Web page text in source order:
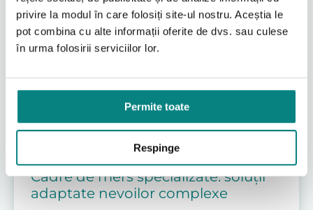
privire la modul în care folosiți site-ul nostru. Aceștia le
pot combina cu alte informații oferite de dvs. sau culese
în urma folosirii serviciilor lor.
Permite toate
Respinge
pentru a transporta obiecte. Multe rolatoare cu
patru roți sunt echipate cu scaune integrate, coșuri
sau genți pentru cumpărături, spătare și, cel mai
important, frâne de mână cu funcție de blocare,
nevoie. Acest tip de rolator este deosebit de util
pentru plimbări în aer liber și pe distanțe mai
lungi. Spre exemplu, uncadru de mers rolator
Vermeiren 286bpoate oferi o soluție excelentă
stabilitate și funcționalitate.
Cadre de mers specializate: soluții
adaptate nevoilor complexe